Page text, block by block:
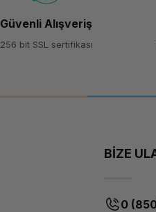
Güvenli Alışveriş
256 bit SSL sertifikası
BİZE
0